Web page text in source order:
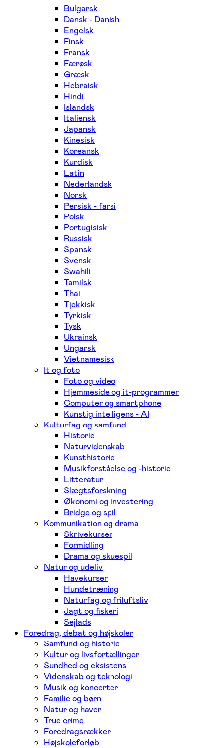
Bulgarsk
Dansk - Danish
Engelsk
Finsk
Fransk
Færøsk
Græsk
Hebraisk
Hindi
Islandsk
Italiensk
Japansk
Kinesisk
Koreansk
Kurdisk
Latin
Nederlandsk
Norsk
Persisk - farsi
Polsk
Portugisisk
Russisk
Spansk
Svensk
Swahili
Tamilsk
Thai
Tjekkisk
Tyrkisk
Tysk
Ukrainsk
Ungarsk
Vietnamesisk
It og foto
Foto og video
Hjemmeside og it-programmer
Computer og smartphone
Kunstig intelligens - AI
Kulturfag og samfund
Historie
Naturvidenskab
Kunsthistorie
Musikforståelse og -historie
Litteratur
Slægtsforskning
Økonomi og investering
Bridge og spil
Kommunikation og drama
Skrivekurser
Formidling
Drama og skuespil
Natur og udeliv
Havekurser
Hundetræning
Naturfag og friluftsliv
Jagt og fiskeri
Sejlads
Foredrag, debat og højskoler
Samfund og historie
Kultur og livsfortællinger
Sundhed og eksistens
Videnskab og teknologi
Musik og koncerter
Familie og børn
Natur og haver
True crime
Foredragsrækker
Højskoleforløb